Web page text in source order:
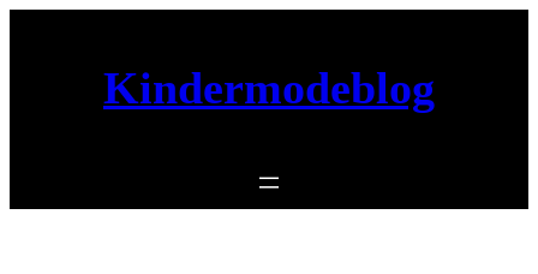
Kindermodeblog